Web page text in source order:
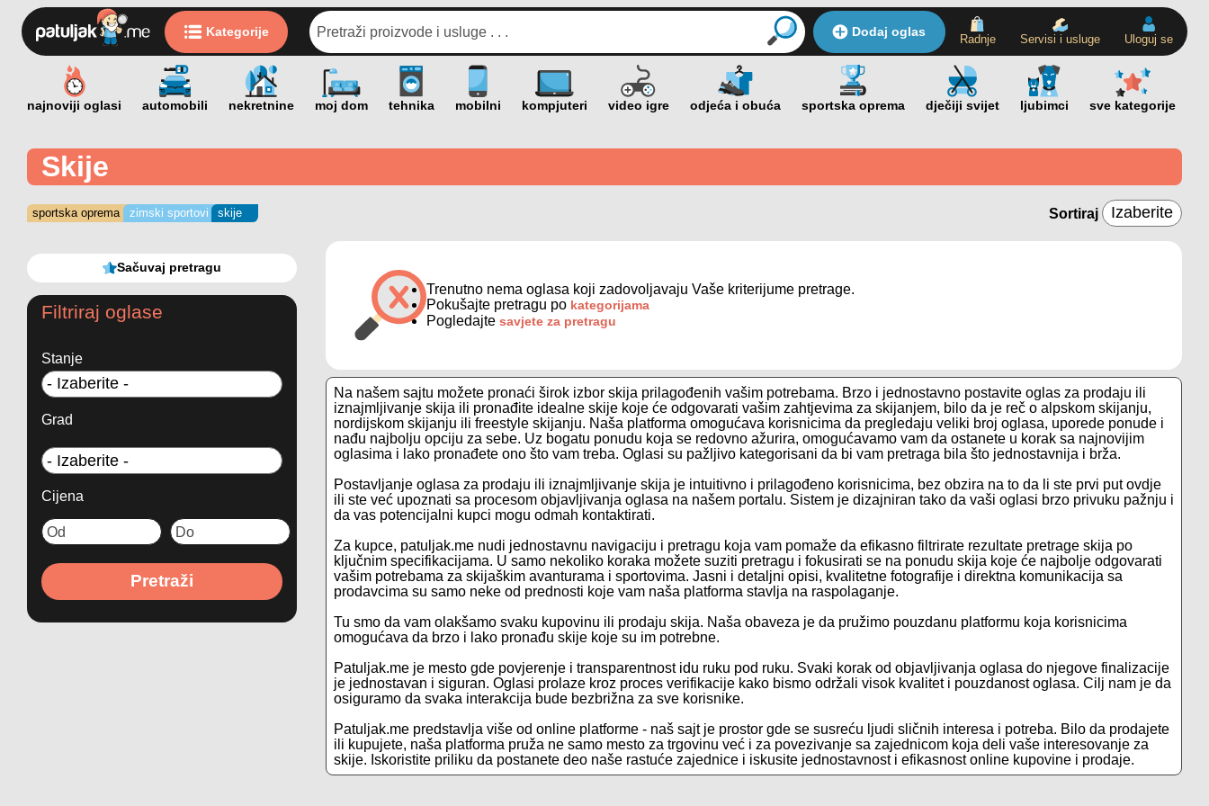
Kategorije Dodaj oglas
Radnje Servisi i usluge Uloguj se
Skije
sportska oprema zimski sportovi skije Sortiraj
Sačuvaj pretragu
Filtriraj oglase
Stanje
Grad
Cijena
Pretraži
Trenutno nema oglasa koji zadovoljavaju Vaše kriterijume pretrage.
Pokušajte pretragu po kategorijama
Pogledajte savjete za pretragu
Na našem sajtu možete pronaći širok izbor skija prilagođenih vašim potrebama. Brzo i jednostavno postavite oglas za prodaju ili
iznajmljivanje skija ili pronađite idealne skije koje će odgovarati vašim zahtjevima za skijanjem, bilo da je reč o alpskom skijanju,
nordijskom skijanju ili freestyle skijanju. Naša platforma omogućava korisnicima da pregledaju veliki broj oglasa, uporede ponude i
nađu najbolju opciju za sebe. Uz bogatu ponudu koja se redovno ažurira, omogućavamo vam da ostanete u korak sa najnovijim
oglasima i lako pronađete ono što vam treba. Oglasi su pažljivo kategorisani da bi vam pretraga bila što jednostavnija i brža.
Postavljanje oglasa za prodaju ili iznajmljivanje skija je intuitivno i prilagođeno korisnicima, bez obzira na to da li ste prvi put ovdje
ili ste već upoznati sa procesom objavljivanja oglasa na našem portalu. Sistem je dizajniran tako da vaši oglasi brzo privuku pažnju i
da vas potencijalni kupci mogu odmah kontaktirati.
Za kupce, patuljak.me nudi jednostavnu navigaciju i pretragu koja vam pomaže da efikasno filtrirate rezultate pretrage skija po
ključnim specifikacijama. U samo nekoliko koraka možete suziti pretragu i fokusirati se na ponudu skija koje će najbolje odgovarati
vašim potrebama za skijaškim avanturama i sportovima. Jasni i detaljni opisi, kvalitetne fotografije i direktna komunikacija sa
prodavcima su samo neke od prednosti koje vam naša platforma stavlja na raspolaganje.
Tu smo da vam olakšamo svaku kupovinu ili prodaju skija. Naša obaveza je da pružimo pouzdanu platformu koja korisnicima
omogućava da brzo i lako pronađu skije koje su im potrebne.
Patuljak.me je mesto gde povjerenje i transparentnost idu ruku pod ruku. Svaki korak od objavljivanja oglasa do njegove finalizacije
je jednostavan i siguran. Oglasi prolaze kroz proces verifikacije kako bismo održali visok kvalitet i pouzdanost oglasa. Cilj nam je da
osiguramo da svaka interakcija bude bezbrižna za sve korisnike.
Patuljak.me predstavlja više od online platforme - naš sajt je prostor gde se susreću ljudi sličnih interesa i potreba. Bilo da prodajete
ili kupujete, naša platforma pruža ne samo mesto za trgovinu već i za povezivanje sa zajednicom koja deli vaše interesovanje za
skije. Iskoristite priliku da postanete deo naše rastuće zajednice i iskusite jednostavnost i efikasnost online kupovine i prodaje.